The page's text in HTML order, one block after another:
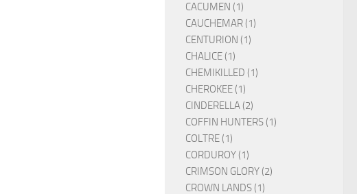
CACUMEN (1)
CAUCHEMAR (1)
CENTURION (1)
CHALICE (1)
CHEMIKILLED (1)
CHEROKEE (1)
CINDERELLA (2)
COFFIN HUNTERS (1)
COLTRE (1)
CORDUROY (1)
CRIMSON GLORY (2)
CROWN LANDS (1)